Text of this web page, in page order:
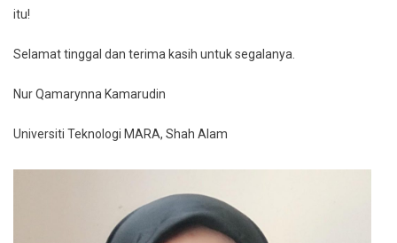
itu!
Selamat tinggal dan terima kasih untuk segalanya.
Nur Qamarynna Kamarudin
Universiti Teknologi MARA, Shah Alam